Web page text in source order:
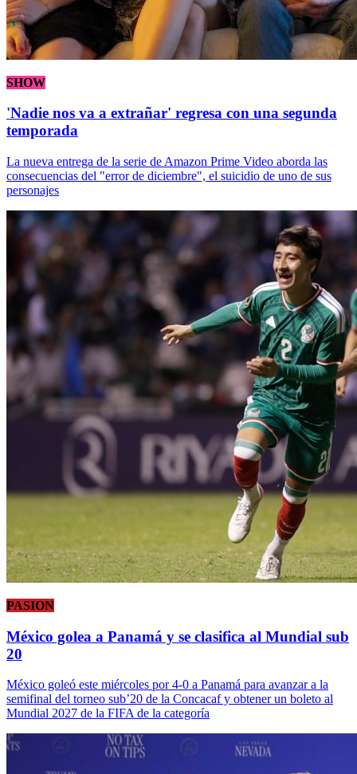
SHOW
'Nadie nos va a extrañar' regresa con una segunda
temporada
La nueva entrega de la serie de Amazon Prime Video aborda las
consecuencias del "error de diciembre", el suicidio de uno de sus
personajes
PASION
México golea a Panamá y se clasifica al Mundial sub
20
México goleó este miércoles por 4-0 a Panamá para avanzar a la
semifinal del torneo sub’20 de la Concacaf y obtener un boleto al
Mundial 2027 de la FIFA de la categoría